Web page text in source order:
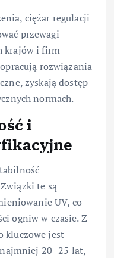
ciężar regulacji
przewagi
krajów i firm –
rozwiązania
zyskają dostęp
normach.
i
te są
UV, co
ogniw w czasie. Z
kluczowe jest
20–25 lat,